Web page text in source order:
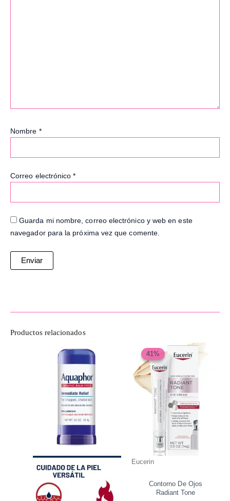
Nombre *
Correo electrónico*
Guarda mi nombre, correo electrónico y web en este
navegador para la próxima vez que comente.
Productos relacionados
41%
Eucerin
41%
Contorno De Ojos
Radiant Tone
original
$230,000.
El